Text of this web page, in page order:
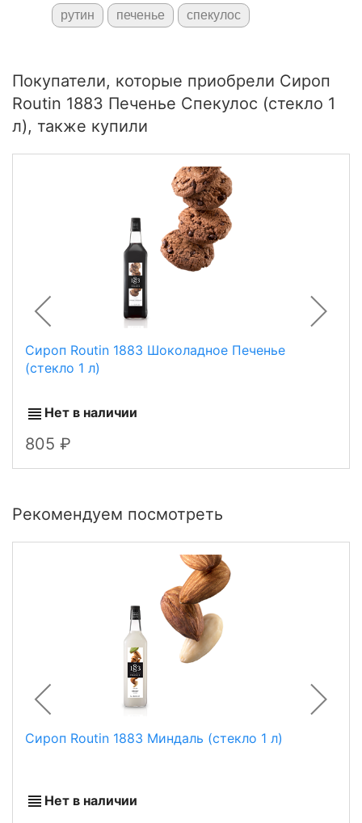
рутин печенье спекулос
Покупатели, которые приобрели Сироп
Routin 1883 Печенье Спекулос (стекло 1
л), также купили
Сироп Routin 1883 Шоколадное Печенье
(стекло 1 л)
Нет в наличии
805
Рекомендуем посмотреть
Сироп Routin 1883 Миндаль (стекло 1 л)
Нет в наличии